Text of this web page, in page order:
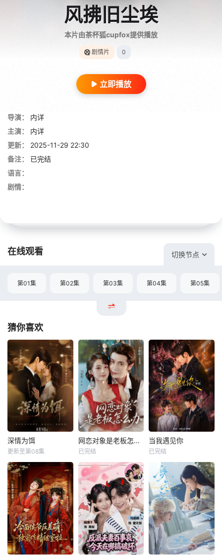
风拂旧尘埃
本片由茶杯狐cupfox提供播放
剧情片 0
立即播放
导演：
内详
主演：
内详
更新：
2025-11-29 22:30
备注：
已完结
语言：
剧情：
在线观看 切换节点
第01集 第02集 第03集 第04集 第05集
猜你喜欢
深情为饵
更新至第08集
网恋对象是老板怎么办
已完结
当我遇见你
已完结